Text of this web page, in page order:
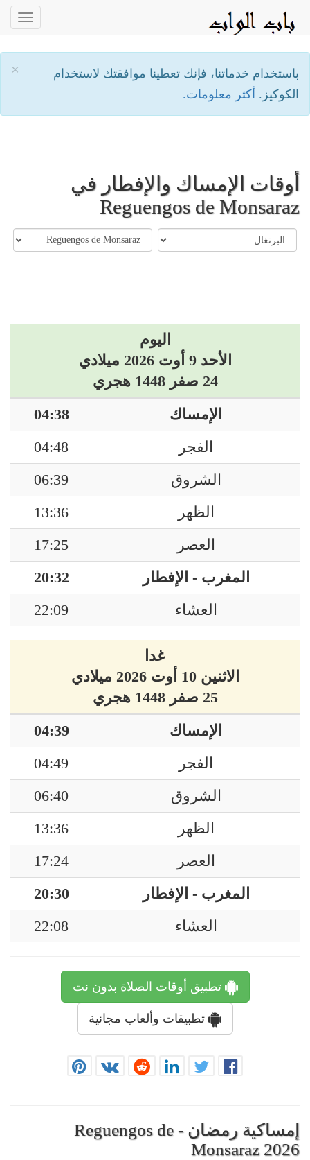
×
باستخدام خدماتنا، فإنك تعطينا موافقتك لاستخدام
الكوكيز. أكثر معلومات.
أوقات الإمساك والإفطار في
Reguengos de Monsaraz
اليوم
الأحد 9 أوت 2026 ميلادي
24 صفر 1448 هجري
الإمساك
04:38
الفجر
04:48
الشروق
06:39
الظهر
13:36
العصر
17:25
المغرب - الإفطار
20:32
العشاء
22:09
غدا
الاثنين 10 أوت 2026 ميلادي
25 صفر 1448 هجري
الإمساك
04:39
الفجر
04:49
الشروق
06:40
الظهر
13:36
العصر
17:24
المغرب - الإفطار
20:30
العشاء
22:08
تطبيق أوقات الصلاة بدون نت
تطبيقات وألعاب مجانية
إمساكية رمضان - Reguengos de
Monsaraz 2026